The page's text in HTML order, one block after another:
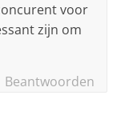
voor
zijn om
Beantwoorden